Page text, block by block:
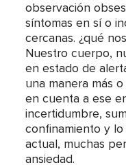
observación
síntomas en sí o
cercanas. ¿qué
Nuestro cuerpo,
en estado de
una manera más
en cuenta a ese
incertidumbre,
confinamiento y
actual, muchas
ansiedad.